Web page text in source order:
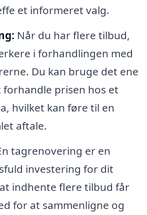
et informeret valg.
Når du har flere tilbud,
i forhandlingen med
Du kan bruge det ene
prisen hos et
hvilket kan føre til en
aftale.
tagrenovering er en
investering for dit
indhente flere tilbud får
for at sammenligne og